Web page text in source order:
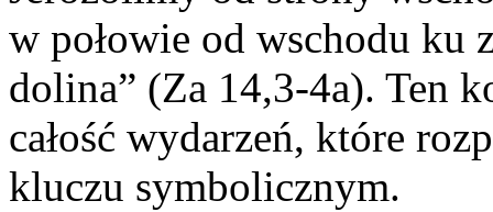
w połowie od wschodu ku
dolina” (Za 14,3-4a). Ten
całość wydarzeń, które
kluczu symbolicznym.